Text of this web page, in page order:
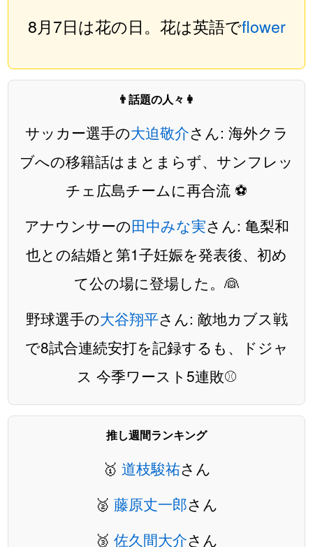
8月7日は花の日。花は英語でflower
👨話題の人々👩
サッカー選手の大迫敬介さん: 海外クラ
ブへの移籍話はまとまらず、サンフレッ
チェ広島チームに再合流 ⚽️
アナウンサーの田中みな実さん: 亀梨和
也との結婚と第1子妊娠を発表後、初め
て公の場に登場した。👰
野球選手の大谷翔平さん: 敵地カブス戦
で8試合連続安打を記録するも、ドジャ
ス 今季ワースト5連敗⚾️
推し週間ランキング
🥇 道枝駿祐さん
🥈 藤原丈一郎さん
🥉 佐久間大介さん